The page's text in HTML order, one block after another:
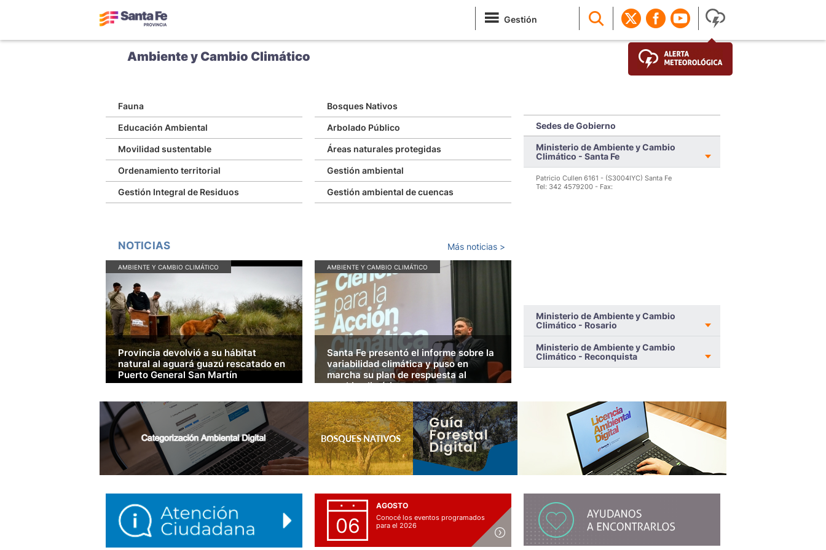
Gestión
Ambiente y Cambio Climático
Fauna Bosques Nativos
Educación Ambiental Arbolado Público
Movilidad sustentable Áreas naturales protegidas
Ordenamiento territorial Gestión ambiental
Gestión Integral de Residuos Gestión ambiental de cuencas
NOTICIAS Más noticias >
AMBIENTE Y CAMBIO CLIMÁTICO
Provincia devolvió a su hábitat
natural al aguará guazú rescatado en
Puerto General San Martín
Natural Provincial, completó el proceso de
evaluación y rehabilitación en el Centro de
Rescate La Esmeralda antes de ser liberado en la
Reserva Natural El Fisco, en el departamento San
Cristóbal.
LEER MÁS >
AMBIENTE Y CAMBIO CLIMÁTICO
Santa Fe presentó el informe sobre la
variabilidad climática y puso en
marcha su plan de respuesta al
cambio climático
LEER MÁS >
Sedes de Gobierno
Ministerio de Ambiente y Cambio
Climático - Santa Fe
Patricio Cullen 6161 - (S3004IYC) Santa Fe
Tel: 342 4579200 - Fax:
Ministerio de Ambiente y Cambio
Climático - Rosario
Ministerio de Ambiente y Cambio
Climático - Reconquista
06
AGOSTO
Conocé los eventos programados
para el 2026